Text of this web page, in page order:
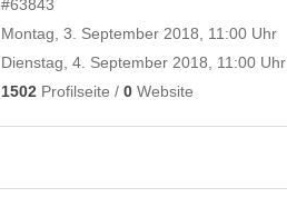
#63843
Montag, 3. September 2018, 11:00 Uhr
Dienstag, 4. September 2018, 11:00 Uhr
1502 Profilseite / 0 Website